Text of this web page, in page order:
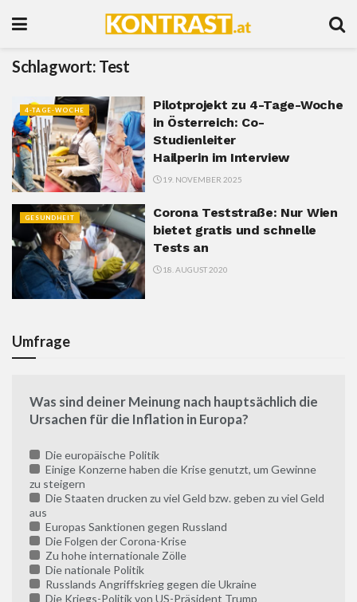
Schlagwort: Test
4-TAGE-WOCHE
Pilotprojekt zu 4-Tage-Woche
in Österreich: Co-
Studienleiter
Hailperin im Interview
19. NOVEMBER 2025
GESUNDHEIT
Corona Teststraße: Nur Wien
bietet gratis und schnelle
Tests an
18. AUGUST 2020
Umfrage
Was sind deiner Meinung nach hauptsächlich die
Ursachen für die Inflation in Europa?
Die europäische Politik
Einige Konzerne haben die Krise genutzt, um Gewinne
zu steigern
Die Staaten drucken zu viel Geld bzw. geben zu viel Geld
aus
Europas Sanktionen gegen Russland
Die Folgen der Corona-Krise
Zu hohe internationale Zölle
Die nationale Politik
Russlands Angriffskrieg gegen die Ukraine
Die Kriegs-Politik von US-Präsident Trump